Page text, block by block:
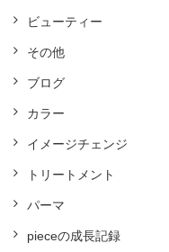
ビューティー
その他
ブログ
カラー
イメージチェンジ
トリートメント
パーマ
pieceの成長記録